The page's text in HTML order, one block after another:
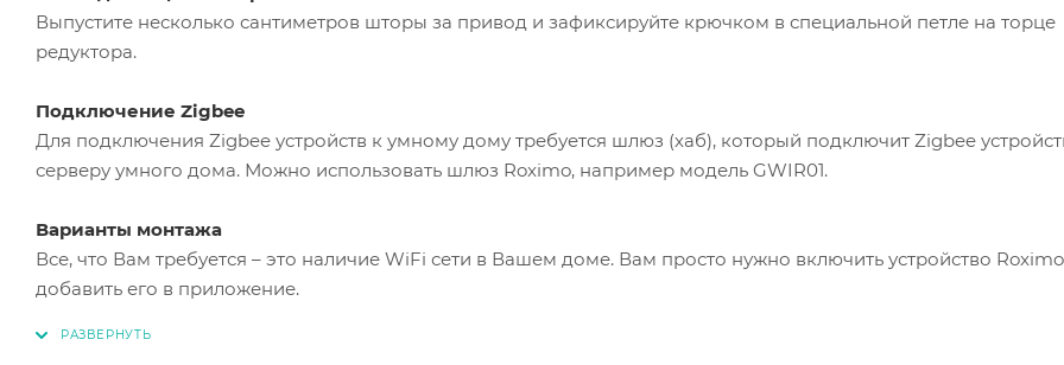
Выпустите несколько сантиметров шторы за привод и зафиксируйте крючком в специальной петле на торце
редуктора.
Подключение Zigbee
Для подключения Zigbee устройств к умному дому требуется шлюз (хаб), который подключит Zigbee
серверу умного дома. Можно использовать шлюз Roximo, например модель GWIR01.
Варианты монтажа
Все, что Вам требуется – это наличие WiFi сети в Вашем доме. Вам просто нужно включить устройство
добавить его в приложение.